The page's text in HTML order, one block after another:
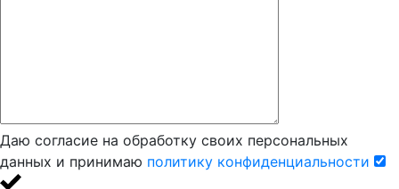
Даю согласие на обработку своих персональных
данных и принимаю политику конфиденциальности